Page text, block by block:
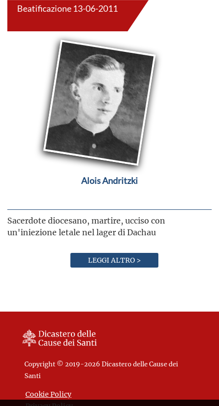
Beatificazione 13-06-2011
Alois Andritzki
Sacerdote diocesano, martire, ucciso con
un'iniezione letale nel lager di Dachau
LEGGI ALTRO >
Copyright © 2019-2026 Dicastero delle Cause dei
Santi
Cookie Policy